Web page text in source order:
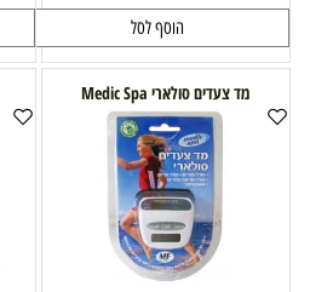
הוסף לסל
מד צעדים סולארי Medic Spa